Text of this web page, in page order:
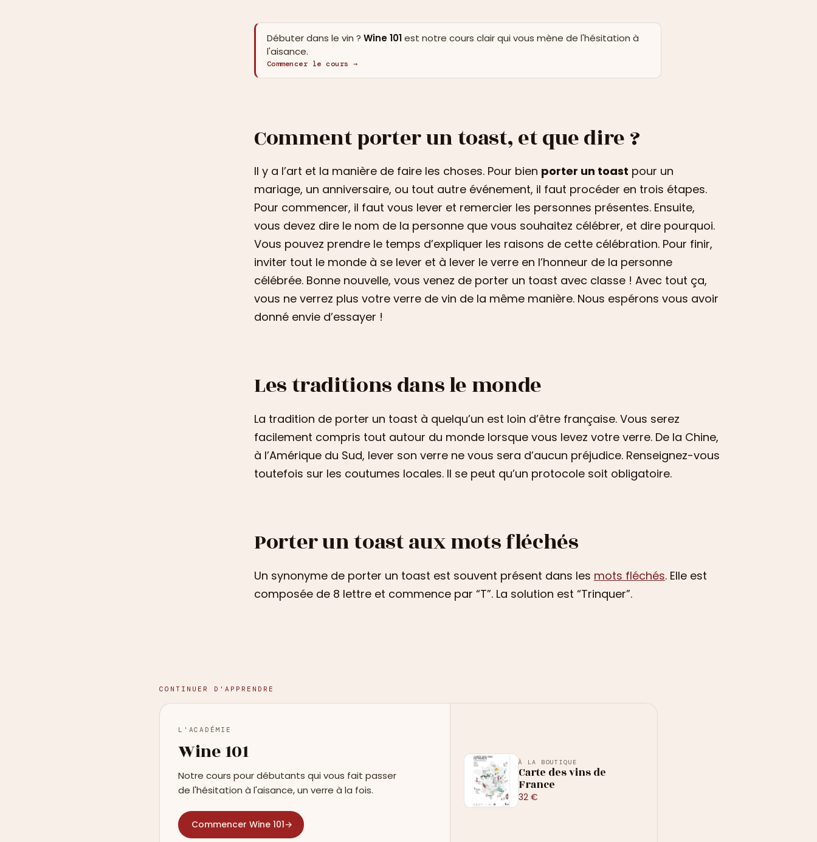
Débuter dans le vin ? Wine 101est notre cours clair qui vous mène de l'hésitation à
l'aisance.
Commencer le cours →
Comment porter un toast, et que dire ?
Il y a l’art et la manière de faire les choses. Pour bien porter un toast pour un
mariage, un anniversaire, ou tout autre événement, il faut procéder en trois étapes.
Pour commencer, il faut vous lever et remercier les personnes présentes. Ensuite,
vous devez dire le nom de la personne que vous souhaitez célébrer, et dire pourquoi.
Vous pouvez prendre le temps d’expliquer les raisons de cette célébration. Pour finir,
inviter tout le monde à se lever et à lever le verre en l’honneur de la personne
célébrée. Bonne nouvelle, vous venez de porter un toast avec classe ! Avec tout ça,
vous ne verrez plus votre verre de vin de la même manière. Nous espérons vous avoir
donné envie d’essayer !
Les traditions dans le monde
La tradition de porter un toast à quelqu’un est loin d’être française. Vous serez
facilement compris tout autour du monde lorsque vous levez votre verre. De la Chine,
à l’Amérique du Sud, lever son verre ne vous sera d’aucun préjudice. Renseignez-vous
toutefois sur les coutumes locales. Il se peut qu’un protocole soit obligatoire.
Porter un toast aux mots fléchés
Un synonyme de porter un toast est souvent présent dans les mots fléchés. Elle est
composée de 8 lettre et commence par “T”. La solution est “Trinquer”.
CONTINUER D'APPRENDRE
L'ACADÉMIE
Wine 101
Notre cours pour débutants qui vous fait passer
de l'hésitation à l'aisance, un verre à la fois.
Commencer Wine 101→
À LA BOUTIQUE
Carte des vins de
France
32 €